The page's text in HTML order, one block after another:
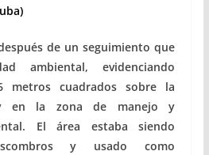
de un seguimiento que
ambiental, evidenciando
metros cuadrados sobre la
en la zona de manejo y
El área estaba siendo
y usado como